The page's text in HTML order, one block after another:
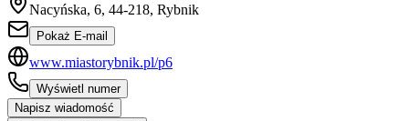
Nacyńska, 6, 44-218, Rybnik
Pokaż E-mail
www.miastorybnik.pl/p6
Wyświetl numer
Napisz wiadomość